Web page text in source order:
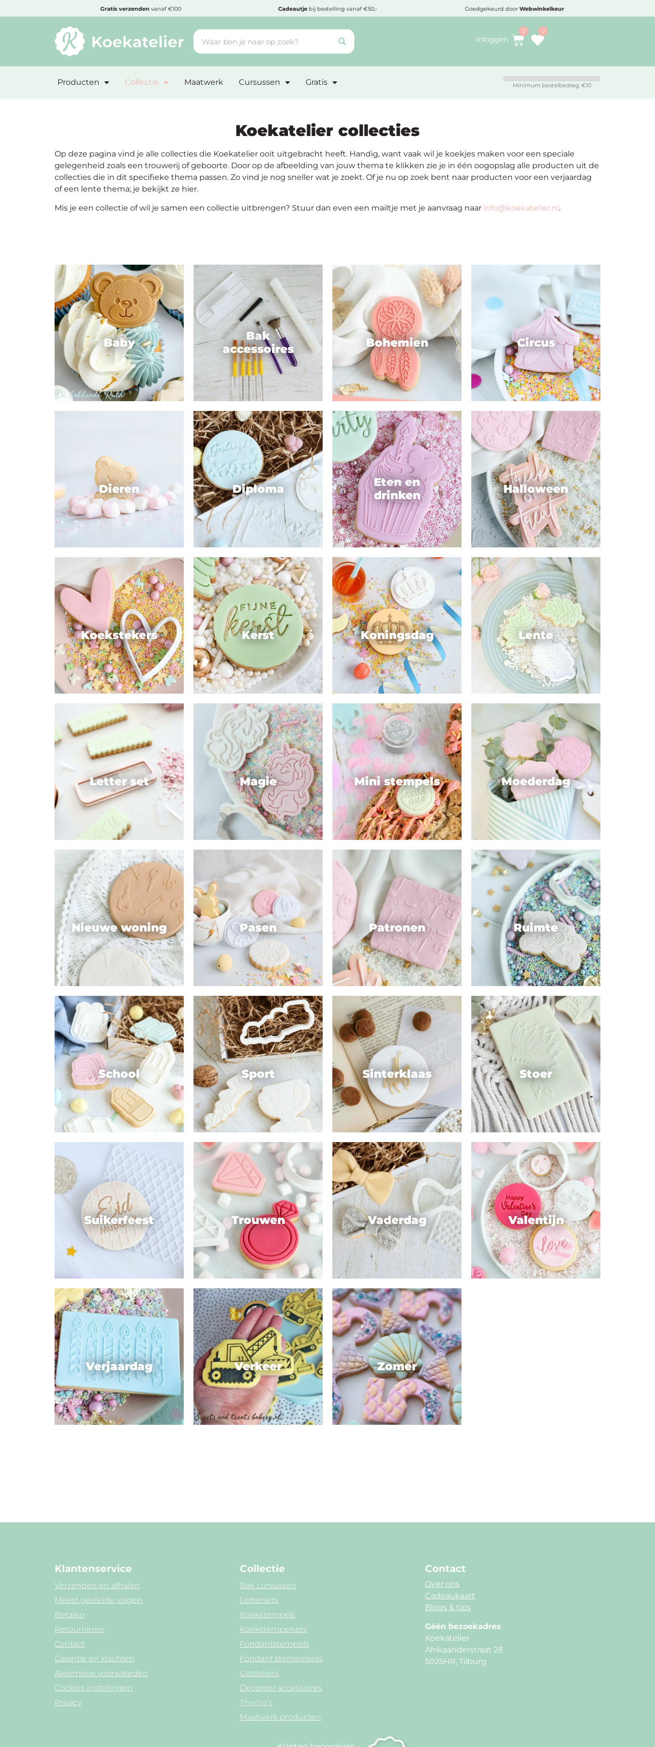
Cadeautjebij bestelling vanaf €50,- Goedgekeurd doorWebwinkelkeur Voor 16:30 besteld,vandaag verzonden
inloggen
Producten Collectie Maatwerk Cursussen Gratis Minimum bestelbedrag: €10
Koekatelier collecties
Op deze pagina vind je alle collecties die Koekatelier ooit uitgebracht heeft. Handig, want vaak wil je koekjes maken voor een speciale
gelegenheid zoals een trouwerij of geboorte. Door op de afbeelding van jouw thema te klikken zie je in één oogopslag alle producten uit de
collecties die in dit specifieke thema passen. Zo vind je nog sneller wat je zoekt. Of je nu op zoek bent naar producten voor een verjaardag
of een lente thema; je bekijkt ze hier.
Mis je een collectie of wil je samen een collectie uitbrengen? Stuur dan even een mailtje met je aanvraag naar info@koekatelier.nl.
Baby
Bak
accessoires
Bohemien Circus
Dieren Diploma
Eten en
drinken
Halloween
Koekstekers Kerst Koningsdag Lente
Letter set Magie Mini stempels Moederdag
Nieuwe woning Pasen Patronen Ruimte
School Sport Sinterklaas Stoer
Suikerfeest Trouwen Vaderdag Valentijn
Verjaardag Verkeer Zomer
Klantenservice
Verzenden en afhalen
Meest gestelde vragen
Betalen
Retourneren
Contact
Garantie en klachten
Algemene voorwaarden
Cookies instellingen
Privacy
Collectie
Bak cursussen
Lettersets
Koekstempels
Koekstempelsets
Fondantstempels
Fondant stempelsets
Uitstekers
Decoreer accessoires
Thema’s
Maatwerk producten
Contact
Over ons
Cadeaukaart
Blogs & tips
Géén bezoekadres
Koekatelier
Afrikaanderstraat 28
5025HR, Tilburg